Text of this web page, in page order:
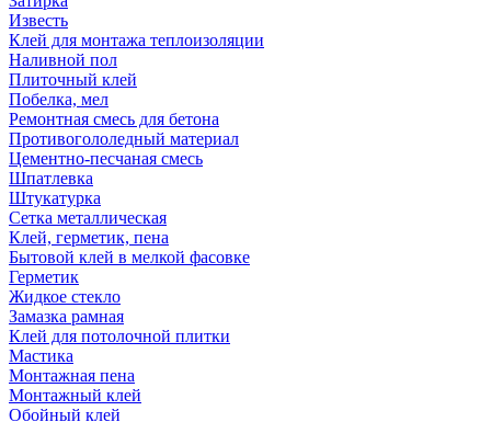
Известь
Клей для монтажа теплоизоляции
Наливной пол
Плиточный клей
Побелка, мел
Ремонтная смесь для бетона
Противогололедный материал
Цементно-песчаная смесь
Шпатлевка
Штукатурка
Сетка металлическая
Клей, герметик, пена
Бытовой клей в мелкой фасовке
Герметик
Жидкое стекло
Замазка рамная
Клей для потолочной плитки
Мастика
Монтажная пена
Монтажный клей
Обойный клей